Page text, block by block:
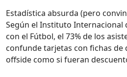
Estadística absurda (pero
Según el Instituto Internacional
con el Fútbol, el 73% de los
confunde tarjetas con fichas de
offside como si fueran